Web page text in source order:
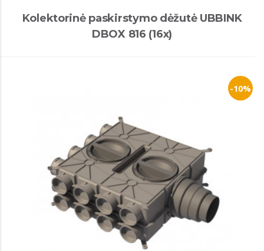
Kolektorinė paskirstymo dėžutė UBBINK
DBOX 816 (16x)
-10%